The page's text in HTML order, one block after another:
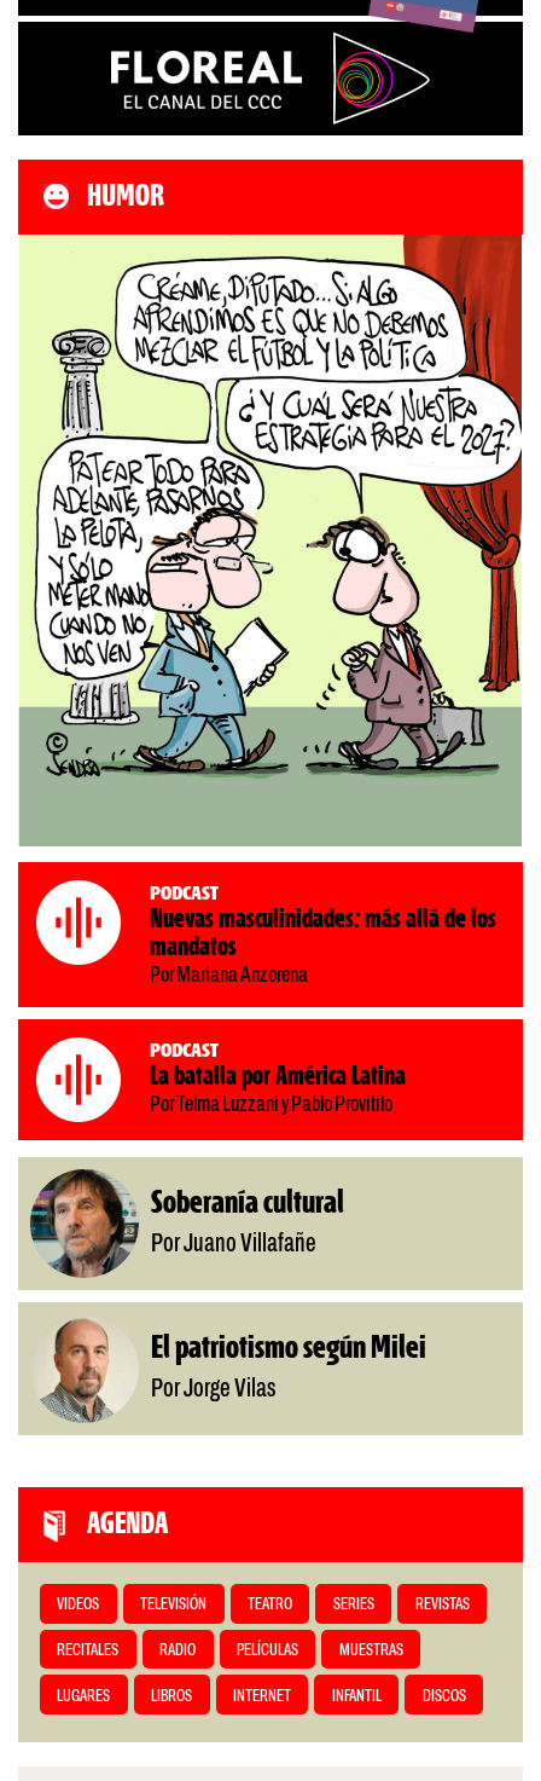
HUMOR
Podcast
Nuevas masculinidades: más allá de los
mandatos
Por Mariana Anzorena
Podcast
La batalla por América Latina
Por Telma Luzzani y Pablo Provitilo
Soberanía cultural
Por Juano Villafañe
El patriotismo según Milei
Por Jorge Vilas
AGENDA
VIDEOS TELEVISIÓN TEATRO SERIES REVISTAS
RECITALES RADIO PELÍCULAS MUESTRAS
LUGARES LIBROS INTERNET INFANTIL DISCOS